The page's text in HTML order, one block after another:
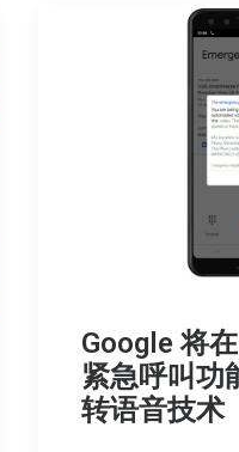
Google 将
紧急呼叫功
转语音技术